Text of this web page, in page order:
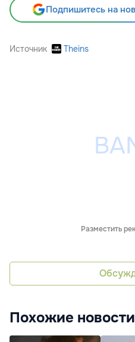
Подпишитесь на
Источник Theins
Разместить
Похожие новости